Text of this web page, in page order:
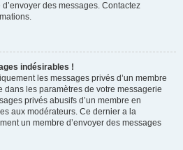
des messages. Contactez
indésirables !
les messages privés d’un membre
dans les paramètres de votre messagerie
privés abusifs d’un membre en
aux modérateurs. Ce dernier a la
un membre d’envoyer des messages